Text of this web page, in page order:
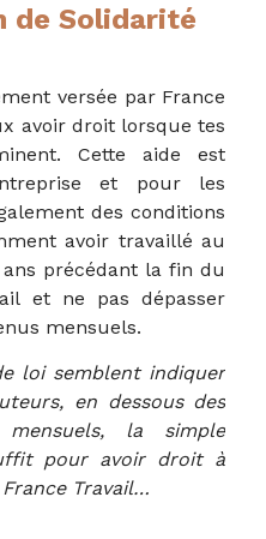
de Solidarité
versée par France
avoir droit lorsque tes
Cette aide est
et pour les
des conditions
avoir travaillé au
précédant la fin du
et ne pas dépasser
mensuels.
loi semblent indiquer
en dessous des
la simple
pour avoir droit à
France Travail…